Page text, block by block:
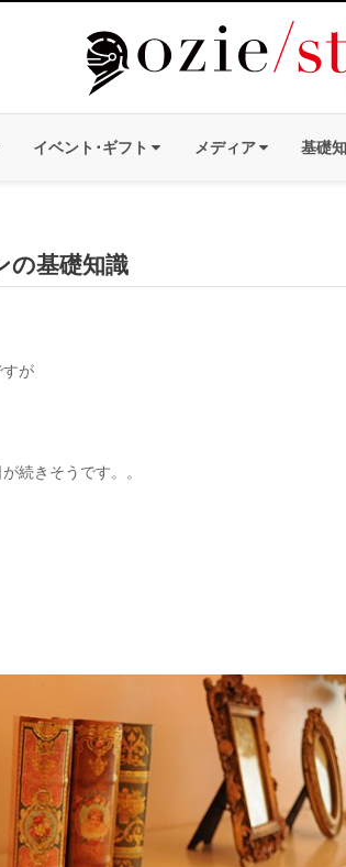
イベント･ギフト メディア 基礎
の基礎知識
すが
続きそうです。。
ェイ・ク
価格